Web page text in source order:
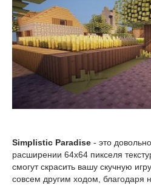
Simplistic Paradise - это
расширении 64x64 пикселя
смогут скрасить вашу скучную
совсем другим ходом, благодаря